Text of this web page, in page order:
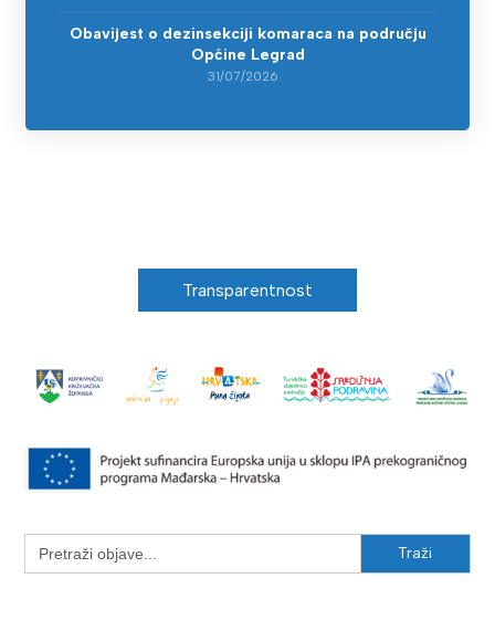
Obavijest o dezinsekciji komaraca na području
Općine Legrad
31/07/2026
Transparentnost
Search
for: